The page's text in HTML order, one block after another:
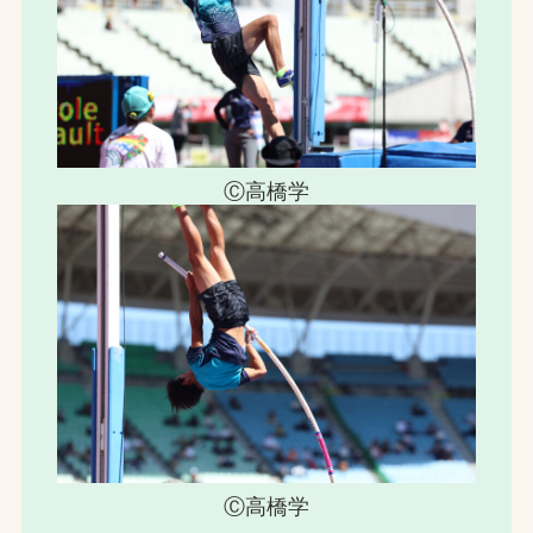
Ⓒ高橋学
Ⓒ高橋学